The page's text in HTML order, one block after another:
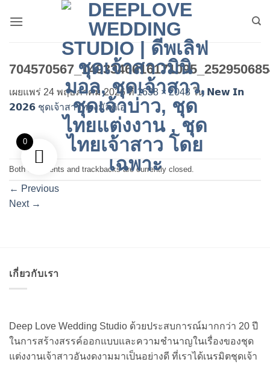
เผยแพร่ 24 พฤษภาคม 2026ที่1638 × 2048 ใน 𝗡𝗲𝘄 𝗜𝗻
𝟮𝟬𝟮𝟲 ชุดเจ้าสาวทรงมัลติเอ
Both comments and trackbacks are currently closed.
← Previous
Next →
เกี่ยวกับเรา
Deep Love Wedding Studio ด้วยประสบการณ์มากกว่า 20 ปี
ในการสร้างสรรค์ออกแบบและความชำนาญในเรื่องของชุด
แต่งงานเจ้าสาวอันงดงามมาเป็นอย่างดี ที่เราได้เนรมิตชุดเจ้า
0